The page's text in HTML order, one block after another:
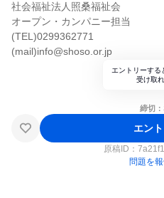
社会福祉法人照桑福祉会
オープン・カンパニー担当
(TEL)0299362771
(mail)info@shoso.or.jp
エントリーする
受け取
締切
エン
原稿ID：
問題を